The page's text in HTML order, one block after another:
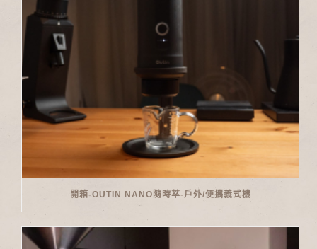
開箱-OUTIN NANO隨時萃-戶外/便攜義式機